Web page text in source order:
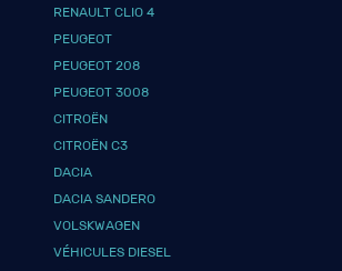
RENAULT CLIO 4
PEUGEOT
PEUGEOT 208
PEUGEOT 3008
CITROËN
CITROËN C3
DACIA
DACIA SANDERO
VOLSKWAGEN
VÉHICULES DIESEL